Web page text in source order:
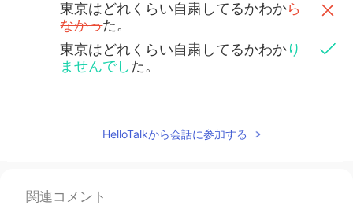
東京はどれくらい自粛してるかわから
なかった。
東京はどれくらい自粛してるかわかり
ませんでした。
William
HelloTalkから会話に参加する
関連コメント